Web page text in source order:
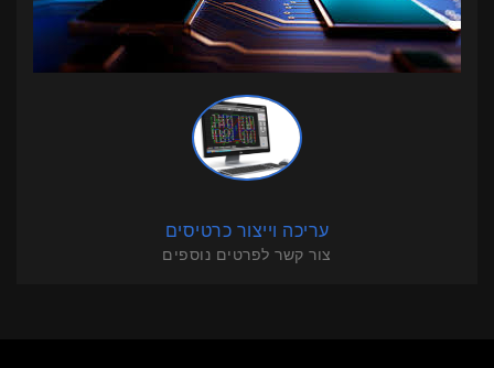
עריכה וייצור כרטיסים
צור קשר לפרטים נוספים